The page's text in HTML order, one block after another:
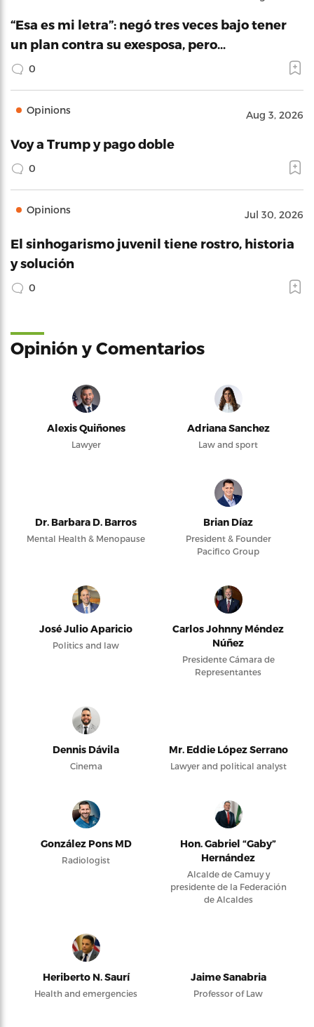
“Esa es mi letra”: negó tres veces bajo tener
un plan contra su exesposa, pero…
0
Opinions Aug 3, 2026
Voy a Trump y pago doble
0
Opinions Jul 30, 2026
El sinhogarismo juvenil tiene rostro, historia
y solución
0
Opinión y Comentarios
Alexis Quiñones
Lawyer
Adriana Sanchez
Law and sport
Dr. Barbara D. Barros
Mental Health & Menopause
Brian Díaz
President & Founder
Pacifico Group
José Julio Aparicio
Politics and law
Carlos Johnny Méndez
Núñez
Presidente Cámara de
Representantes
Dennis Dávila
Cinema
Mr. Eddie López Serrano
Lawyer and political analyst
González Pons MD
Radiologist
Hon. Gabriel “Gaby”
Hernández
Alcalde de Camuy y
presidente de la Federación
de Alcaldes
Heriberto N. Saurí
Health and emergencies
Jaime Sanabria
Professor of Law